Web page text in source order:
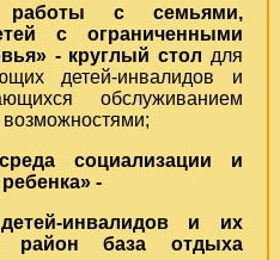
работы с семьями,
с ограниченными
- круглый стол для
детей-инвалидов и
обслуживанием
социализации и
-
инвалидов и их
район база отдыха